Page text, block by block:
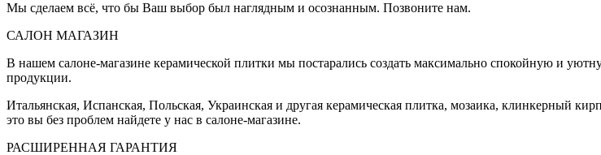
Мы сделаем всё, что бы Ваш выбор был наглядным и осознанным. Позвоните нам.
САЛОН МАГАЗИН
В нашем салоне-магазине керамической плитки мы постарались создать максимально спокойную и
продукции.
Итальянская, Испанская, Польская, Украинская и другая керамическая плитка, мозаика, клинкерный
это вы без проблем найдете у нас в салоне-магазине.
РАСШИРЕННАЯ ГАРАНТИЯ